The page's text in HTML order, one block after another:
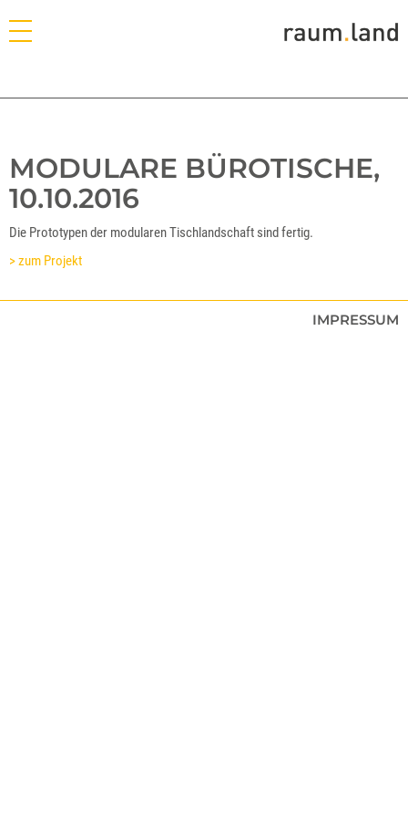
MODULARE BÜROTISCHE,
10.10.2016
Die Prototypen der modularen Tischlandschaft sind fertig.
> zum Projekt
IMPRESSUM